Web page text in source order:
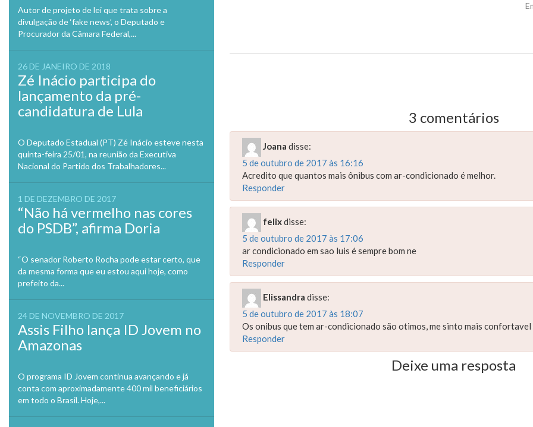
Autor de projeto de lei que trata sobre a
divulgação de ‘fake news’, o Deputado e
Procurador da Câmara Federal,...
26 DE JANEIRO DE 2018
Zé Inácio participa do
lançamento da pré-
candidatura de Lula
O Deputado Estadual (PT) Zé Inácio esteve nesta
quinta-feira 25/01, na reunião da Executiva
Nacional do Partido dos Trabalhadores...
1 DE DEZEMBRO DE 2017
“Não há vermelho nas cores
do PSDB”, afirma Doria
“O senador Roberto Rocha pode estar certo, que
da mesma forma que eu estou aqui hoje, como
prefeito da...
24 DE NOVEMBRO DE 2017
Assis Filho lança ID Jovem no
Amazonas
O programa ID Jovem continua avançando e já
conta com aproximadamente 400 mil beneficiários
em todo o Brasil. Hoje,...
3 comentários
Joana disse:
5 de outubro de 2017 às 16:16
Acredito que quantos mais ônibus com ar-condicionado é melhor.
Responder
felixdisse:
5 de outubro de 2017 às 17:06
ar condicionado em sao luis é sempre bom ne
Responder
Elissandra disse:
5 de outubro de 2017 às 18:07
Os onibus que tem ar-condicionado são otimos, me sinto mais confortavel
Responder
Deixe uma resposta